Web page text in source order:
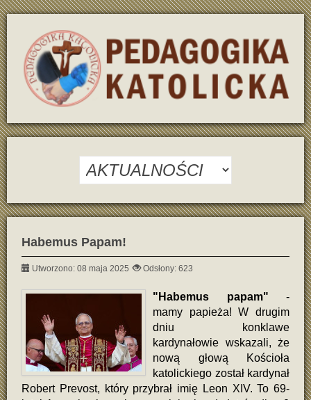
Habemus Papam!
Utworzono: 08 maja 2025 Odsłony: 623
"Habemus papam" -
mamy papieża! W drugim
dniu konklawe
kardynałowie wskazali, że
nową głową Kościoła
katolickiego został kardynał
Robert Prevost, który przybrał imię Leon XIV. To 69-